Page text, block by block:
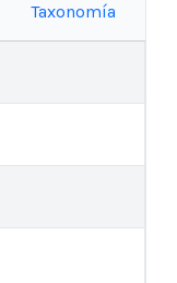
Taxonomía